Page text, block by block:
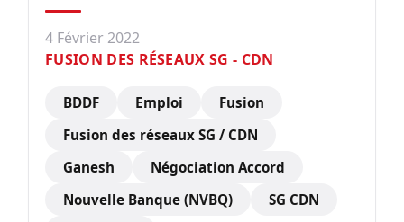
4 Février 2022
FUSION DES RÉSEAUX SG - CDN
BDDF Emploi
Fusion
Fusion des réseaux SG / CDN
Ganesh
Négociation Accord
Nouvelle Banque (NVBQ)
SG CDN